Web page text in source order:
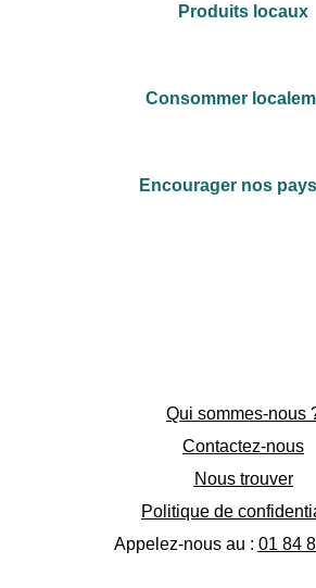
Produits locaux
Encourager nos
Consommer
Qui sommes-nous
Contactez-nous
Nous trouver
Politique de
Appelez-nous au : 01 84